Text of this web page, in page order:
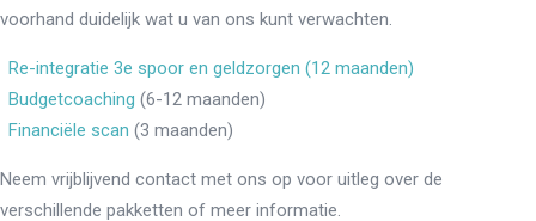
voorhand duidelijk wat u van ons kunt verwachten.
Re-integratie 3e spoor en geldzorgen (12 maanden)
Budgetcoaching (6-12 maanden)
Financiële scan (3 maanden)
Neem vrijblijvend contact met ons op voor uitleg over de
verschillende pakketten of meer informatie.